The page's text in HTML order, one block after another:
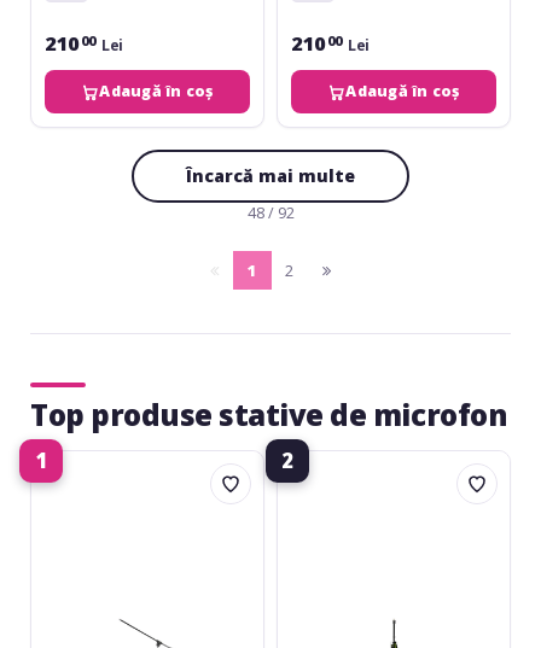
21000 Lei
Adaugă în coș
21000 Lei
Adaugă în coș
Încarcă mai multe
48 / 92
pagina
1
(current)
2
pagina
Top produse stative de microfon
1
Athletic
MIC-
2
Gravity
MS-